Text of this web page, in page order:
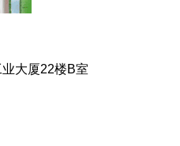
大厦22楼B室